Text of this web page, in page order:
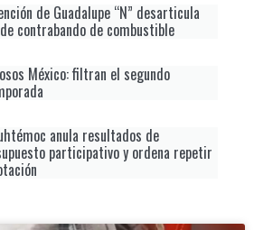
de Guadalupe “N” desarticula
contrabando de combustible
México: filtran el segundo
anula resultados de
participativo y ordena repetir